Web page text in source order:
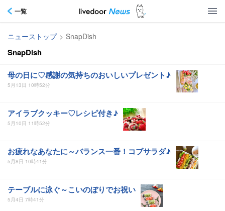
一覧
ニューストップ > SnapDish
SnapDish
母の日に♡感謝の気持ちのおいしいプレゼント♪
5月13日 10時52分
アイラブクッキー♡レシピ付き♪
5月10日 11時52分
お疲れなあなたに～バランス一番！コブサラダ♪
5月8日 10時41分
テーブルに泳ぐ～こいのぼりでお祝い
5月4日 7時41分